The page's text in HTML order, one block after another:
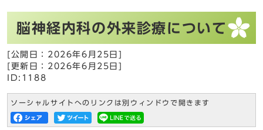
脳神経内科の外来診療について
[公開日：2026年6月25日]
[更新日：2026年6月25日]
ID:1188
ソーシャルサイトへのリンクは別ウィンドウで開きます